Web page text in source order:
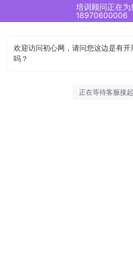
培训顾问正在为
18970600006
欢迎访问初心网，请问您这边是有
吗？
正在等待客服接